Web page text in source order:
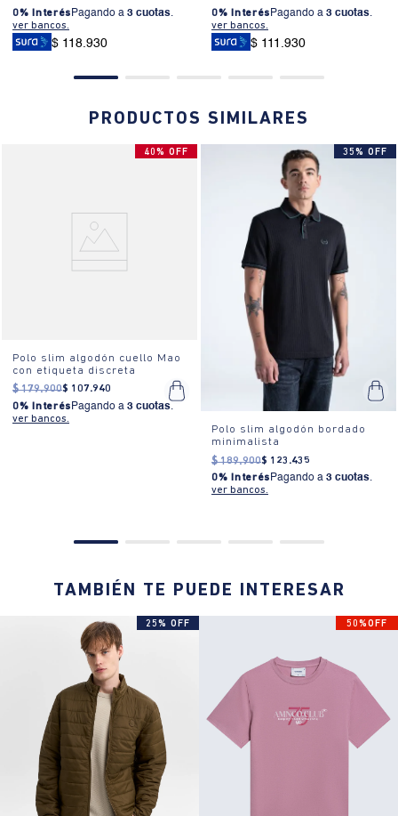
0% Interés Pagando a 3 cuotas.
ver bancos.
$ 118.930
0% Interés Pagando a 3 cuotas.
ver bancos.
$ 111.930
PRODUCTOS SIMILARES
40% OFF
Polo slim algodón cuello Mao
con etiqueta discreta
$ 179.900$ 107.940
0% Interés Pagando a 3 cuotas.
ver bancos.
35% OFF
Polo slim algodón bordado
minimalista
$ 189.900$ 123 .435
0% Interés Pagando a 3 cuotas.
ver bancos.
TAMBIÉN TE PUEDE INTERESAR
25% OFF 50%OFF